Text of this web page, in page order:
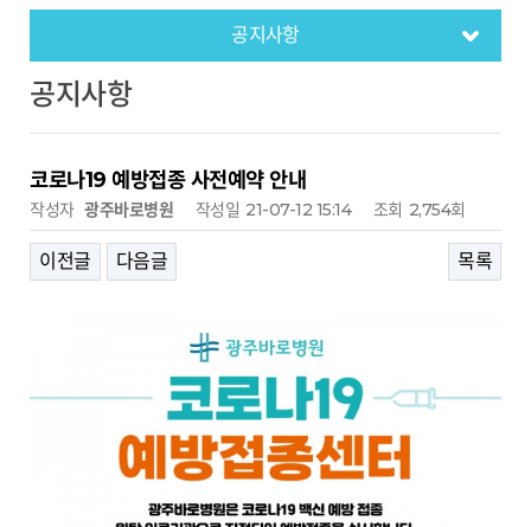
층별안내
증명서/비급여 안내
건강상식
공지사항
바로 이모저모
채용안내
공지사항
코로나19 예방접종 사전예약 안내
작성자 광주바로병원 작성일 21-07-12 15:14 조회 2,754회
이전글 다음글 목록